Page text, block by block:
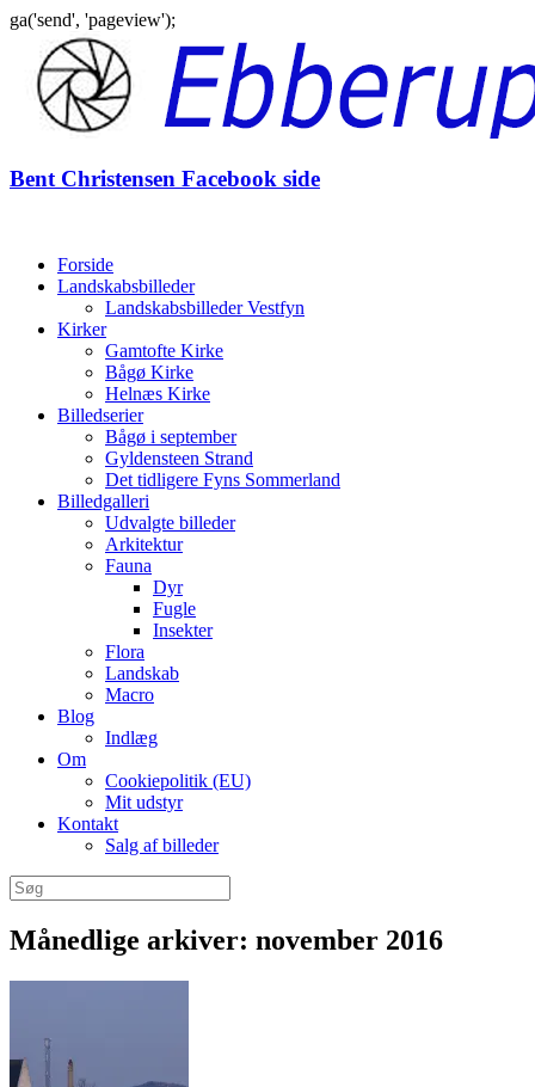
ga('send', 'pageview');
indhold
Bent Christensen Facebook side
Forside
Landskabsbilleder
Landskabsbilleder Vestfyn
Kirker
Gamtofte Kirke
Bågø Kirke
Helnæs Kirke
Billedserier
Bågø i september
Gyldensteen Strand
Det tidligere Fyns Sommerland
Billedgalleri
Udvalgte billeder
Arkitektur
Fauna
Dyr
Fugle
Insekter
Flora
Landskab
Macro
Blog
Indlæg
Om
Cookiepolitik (EU)
Mit udstyr
Kontakt
Salg af billeder
Søg
efter:
Månedlige arkiver: november 2016